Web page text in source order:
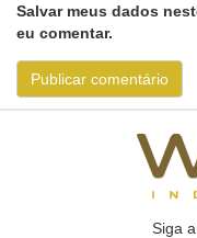
Salvar meus dados
eu comentar.
Siga a